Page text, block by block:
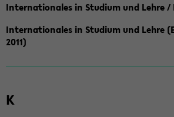
Internationales in Studium und Lehre /
Internationales in Studium und Lehre
2011)
K